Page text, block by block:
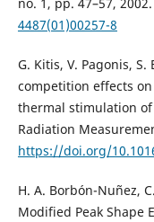
no. 1, pp. 47–57, 2002.
4487(01)00257-8
G. Kitis, V. Pagonis,
competition effects
thermal stimulation
Radiation
https://doi.org/
H. A. Borbón-Nuñez,
Modified Peak Shape